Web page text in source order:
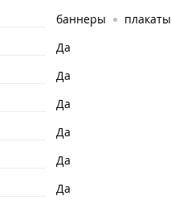
баннеры
плакаты
Да
Да
Да
Да
Да
Да